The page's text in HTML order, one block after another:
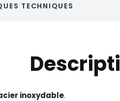
TECHNIQUES
inoxydable.